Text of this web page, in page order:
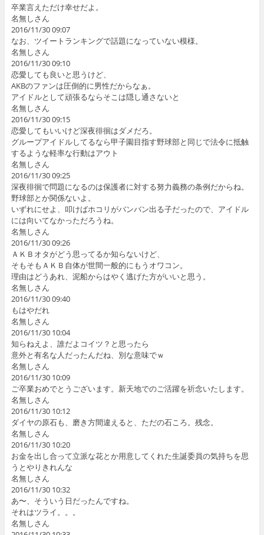
卒業言えただけ幸せだよ。
名無しさん
2016/11/30 09:07
なお、ツイートランキングで話題になっていない模様。
名無しさん
2016/11/30 09:10
恋愛しても良いと思うけど、
AKBのファンは圧倒的に男性だからなぁ。
アイドルとして頑張るならそこは隠し通さないと
名無しさん
2016/11/30 09:15
恋愛してもいいけど深夜徘徊はダメだろ。
グループアイドルしてるなら甲子園目指す野球部と同じで法令に抵触
するような軽率な行動はアウト
名無しさん
2016/11/30 09:25
深夜徘徊で問題になるのは保護者に対する努力義務の条例だからね。
野球部とか関係ないよ。
いずれにせよ、叩けばホコリがバンバン出る子だったので、アイドル
には向いてなかっただろうね。
名無しさん
2016/11/30 09:26
ＡＫＢオタがどう思ってるか知らないけど、
そもそもＡＫＢ自体が世間一般的にもうオワコン。
理由はどうあれ、泥船からはやく逃げた方がいいと思う。
名無しさん
2016/11/30 09:40
もはやだれ
名無しさん
2016/11/30 10:04
知らねえよ、誰だよコイツ？と思ったら
意外と有名な人だったんだね、別な意味でｗ
名無しさん
2016/11/30 10:09
ご卒業おめでとうございます。新天地でのご活躍を祈念いたします。
名無しさん
2016/11/30 10:12
ダイヤの原石も、磨き方間違えると、ただの石ころ。残念。
名無しさん
2016/11/30 10:20
お金を出し合って立派な花とか用意してくれた生誕委員の気持ちを思
うとやりきれんな
名無しさん
2016/11/30 10:32
あ〜、そういう日だったんですね。
それはツライ。。。
名無しさん